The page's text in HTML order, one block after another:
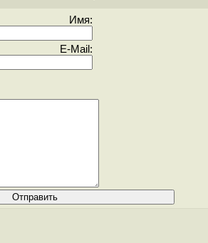
Имя:
E-Mail: